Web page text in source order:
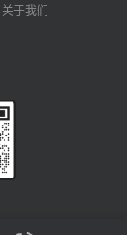
关于我们